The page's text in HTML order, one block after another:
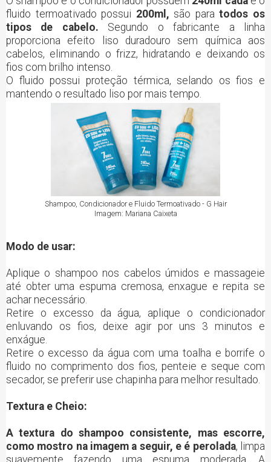
fluido termoativado possui 200ml, são paratodos os
tipos de cabelo. Segundo o fabricante a linha
proporciona efeito liso duradouro sem química aos
cabelos, eliminando o frizz, hidratando e deixando os
fios com brilho intenso.
O fluido possui proteção térmica, selando os fios e
mantendo o resultado liso por mais tempo.
Shampoo, Condicionador e Fluido Termoativado - G Hair
Imagem: Mariana Caixeta
Modo de usar:
Aplique o shampoo nos cabelos úmidos e massageie
até obter uma espuma cremosa, enxague e repita se
achar necessário.
Retire o excesso da água, aplique o condicionador
enluvando os fios, deixe agir por uns 3 minutos e
enxágue.
Retire o excesso da água com uma toalha e borrife o
fluido no comprimento dos fios, penteie e seque com
secador, se preferir use chapinha para melhor resultado.
Textura e Cheio:
A textura do shampoo consistente, mas escorre,
como mostro na imagem a seguir, e é perolada, limpa
suavemente fazendo uma espuma moderada. A